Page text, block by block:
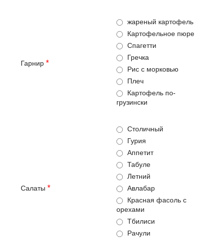
Гарнир *
жареный картофель
Картофельное пюре
Спагетти
Гречка
Рис с морковью
Плеч
Картофель по-
грузински
Салаты *
Столичный
Гурия
Аппетит
Табуле
Летний
Авлабар
Красная фасоль с
орехами
Тбилиси
Рачули